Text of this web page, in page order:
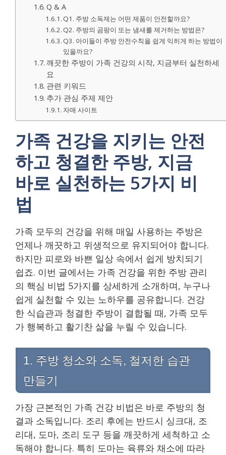
Q & A
Q1. 주방 소독제는 어떤 제품이 안전할까요?
Q2. 주방의 곰팡이 또는 냄새를 제거하는 방법은?
Q3. 아이들이 주방 안전수칙을 쉽게 익히게 하는 방법이
있을까요?
깨끗한 주방이 가족 건강의 시작, 지금부터 실천하세
요
관련 키워드
추가 관심 주제 제안
자매 사이트
가족 건강을 지키는 안전
하고 청결한 주방, 지금
바로 실천하는 5가지 비
법
가족 모두의 건강을 위해 매일 사용하는 주방은
언제나 깨끗하고 위생적으로 유지되어야 합니다.
하지만 피로와 바쁜 일상 속에서 쉽게 방치되기
쉽죠. 이번 글에서는 가족 건강을 위한 주방 관리
의 핵심 비법 5가지를 상세하게 소개하며, 누구나
쉽게 실천할 수 있는 노하우를 공유합니다. 건강
한 식습관과 청결한 주방이 결합될 때, 가족 모두
가 행복하고 활기찬 삶을 누릴 수 있습니다.
1. 주방 청소와 소독, 철저한 습관
만들기
가장 근본적인 가족 건강 비법은 바로 주방의 청
결과 소독입니다. 조리 후에는 반드시 싱크대, 조
리대, 도마, 조리 도구 등을 깨끗하게 세척하고 소
독해야 합니다. 특히 도마는 육류와 채소에 따라